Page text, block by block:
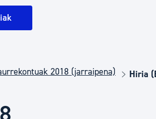
Gune publikoa, hondakinak eta
Euskara 2018 (jarraipena) Hiria